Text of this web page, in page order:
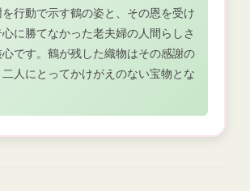
行動で示す鶴の姿と、その恩を受け
に勝てなかった老夫婦の人間らしさ
です。鶴が残した織物はその感謝の
人にとってかけがえのない宝物とな